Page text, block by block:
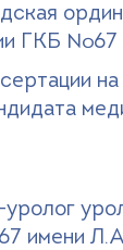
ГКБ №67
на
имени